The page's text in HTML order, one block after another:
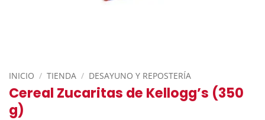
INICIO / TIENDA / DESAYUNO Y REPOSTERÍA
Cereal Zucaritas de Kellogg’s (350
g)